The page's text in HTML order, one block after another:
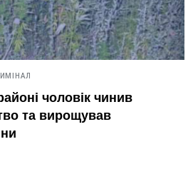
чоловік чинив
та вирощував